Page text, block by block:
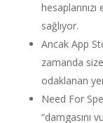
sağlıyor.
Ancak App
zamanda
odaklanan
Need For
“damgasını